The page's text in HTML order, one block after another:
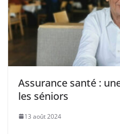
Assurance santé :
les séniors
13 août 2024